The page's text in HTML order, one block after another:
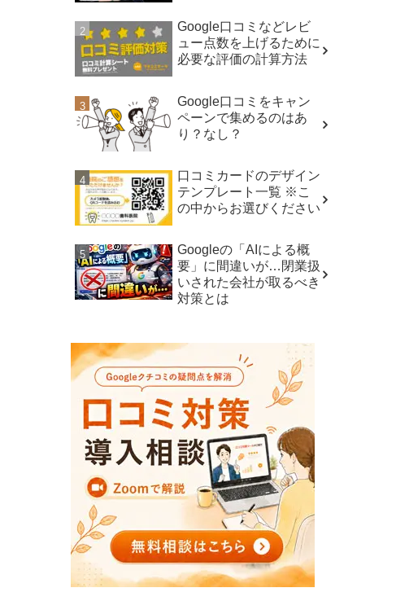
Google口コミなどレビ
ュー点数を上げるために
必要な評価の計算方法
Google口コミをキャン
ペーンで集めるのはあ
り？なし？
口コミカードのデザイン
テンプレート一覧 ※こ
の中からお選びください
Googleの「AIによる概
要」に間違いが…閉業扱
いされた会社が取るべき
対策とは